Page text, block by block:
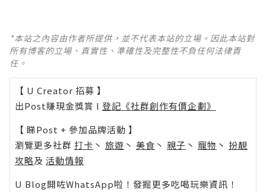
*本站之內容由作者所提供，並不代表本站的立場。因此本站對
所有博客的立場、真實性、準確性及完整性不負任何法律責
任。
【 U Creator 招募 】
出Post賺現金獎賞 l 登記《社群創作有價企劃》
【 睇Post + 參加品牌活動 】
瀏覽更多社群 打卡 丶 旅遊 丶 美食 丶 親子 丶 寵物 丶 扮靚
攻略及 活動情報
U Blog開咗WhatsApp啦！發掘更多吃喝玩樂資訊！